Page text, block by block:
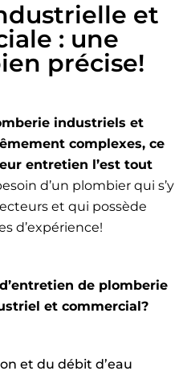
et
: une
précise!
industriels et
complexes, ce
entretien l’est tout
d’un plombier qui s’y
et qui possède
d’expérience!
de plomberie
et commercial?
et du débit d’eau